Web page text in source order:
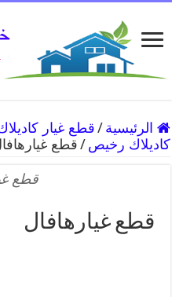
الرئيسية /
كاديلاك رخيص /قطع
قطع
قطع غيارهافال